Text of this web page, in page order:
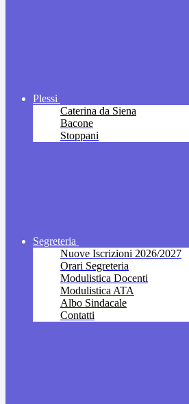
Plessi
Caterina da Siena
Bacone
Stoppani
Segreteria
Nuove Iscrizioni 2026/2027
Orari Segreteria
Modulistica Docenti
Modulistica ATA
Albo Sindacale
Contatti